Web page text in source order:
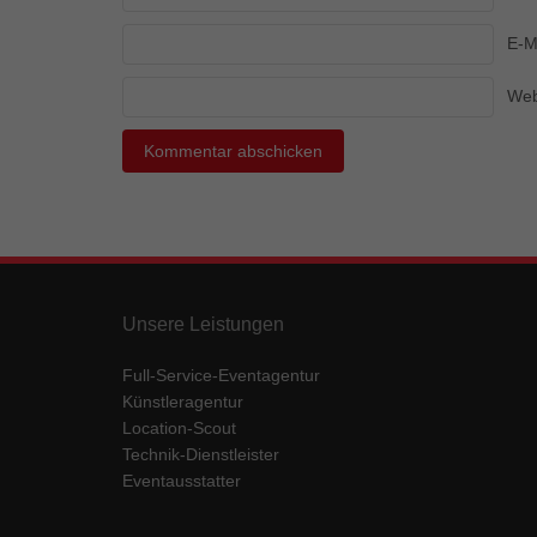
E-
Unsere Leistungen
Full-Service-Eventagentur
Künstleragentur
Location-Scout
Technik-Dienstleister
Eventausstatter